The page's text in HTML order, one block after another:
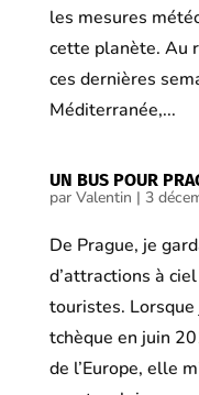
les mesures
cette planète. Au
ces dernières
Méditerranée,...
UN BUS POUR
par Valentin | 3
De Prague, je
d’attractions à
touristes.
tchèque en juin
de l’Europe, elle